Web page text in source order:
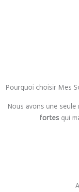
Pourquoi choisir Mes
Nous avons une seule
fortesqui